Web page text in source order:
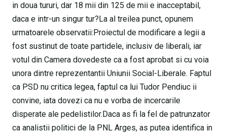
in doua tururi, dar 18 mii din 125 de mii e inacceptabil,
daca e intr-un singur tur?La al treilea punct, opunem
urmatoarele observatii:Proiectul de modificare a legii a
fost sustinut de toate partidele, inclusiv de liberali, iar
votul din Camera dovedeste ca a fost aprobat si cu voia
unora dintre reprezentantii Uniunii Social-Liberale. Faptul
ca PSD nu critica legea, faptul ca lui Tudor Pendiuc ii
convine, iata dovezi ca nu e vorba de incercarile
disperate ale pedelistilor.Daca as fi la fel de patrunzator
ca analistii politici de la PNL Arges, as putea identifica in